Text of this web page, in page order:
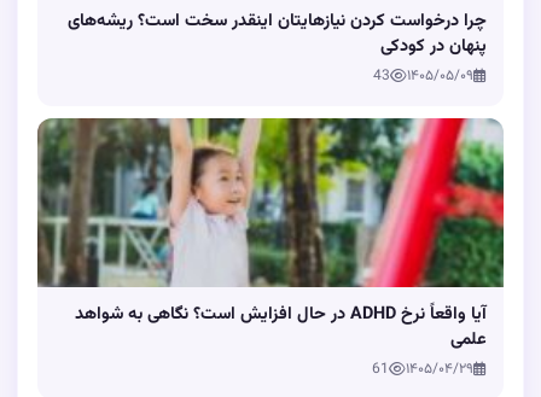
چرا درخواست کردن نیازهایتان اینقدر سخت است؟ ریشه‌های
پنهان در کودکی
۱۴۰۵/۰۵/۰۹ 43
آیا واقعاً نرخ ADHD در حال افزایش است؟ نگاهی به شواهد
علمی
۱۴۰۵/۰۴/۲۹ 61